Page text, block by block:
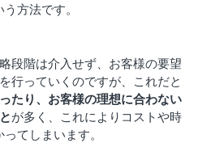
う方法です。
段階は介入せず、お客様の要望
行っていくのですが、これだと
たり、お客様の理想に合わない
が多く、これによりコストや時
てしまいます。